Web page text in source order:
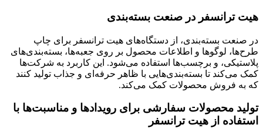
هیت ترانسفر در صنعت بسته‌بندی
در صنعت بسته‌بندی، از دستگاه‌های هیت ترانسفر برای چاپ
طرح‌ها، لوگوها و اطلاعات محصول بر روی جعبه‌ها، بسته‌بندی‌های
پلاستیکی، و برچسب‌ها استفاده می‌شود. این کاربرد به شرکت‌ها
کمک می‌کند تا بسته‌بندی‌هایی با ظاهر حرفه‌ای و جذاب تولید کنند
که به فروش محصولات کمک می‌کند.
تولید محصولات سفارشی برای رویدادها و مناسبت‌ها با
استفاده از هیت ترانسفر